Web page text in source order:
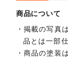
商品について
掲載の写真
品とは一部
商品の塗装